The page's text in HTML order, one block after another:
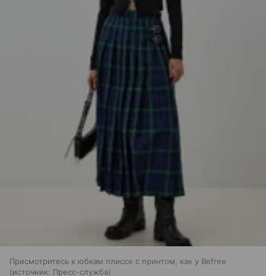
Присмотритесь к юбкам плиссе с принтом, как у Befree
источник: Пресс-служба